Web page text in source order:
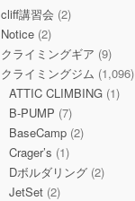
cliff講習会 (2)
Notice(2)
クライミングギア (9)
クライミングジム (1,096)
ATTIC CLIMBING (1)
B-PUMP (7)
BaseCamp (2)
Crager’s (1)
Dボルダリング (2)
JetSet (2)